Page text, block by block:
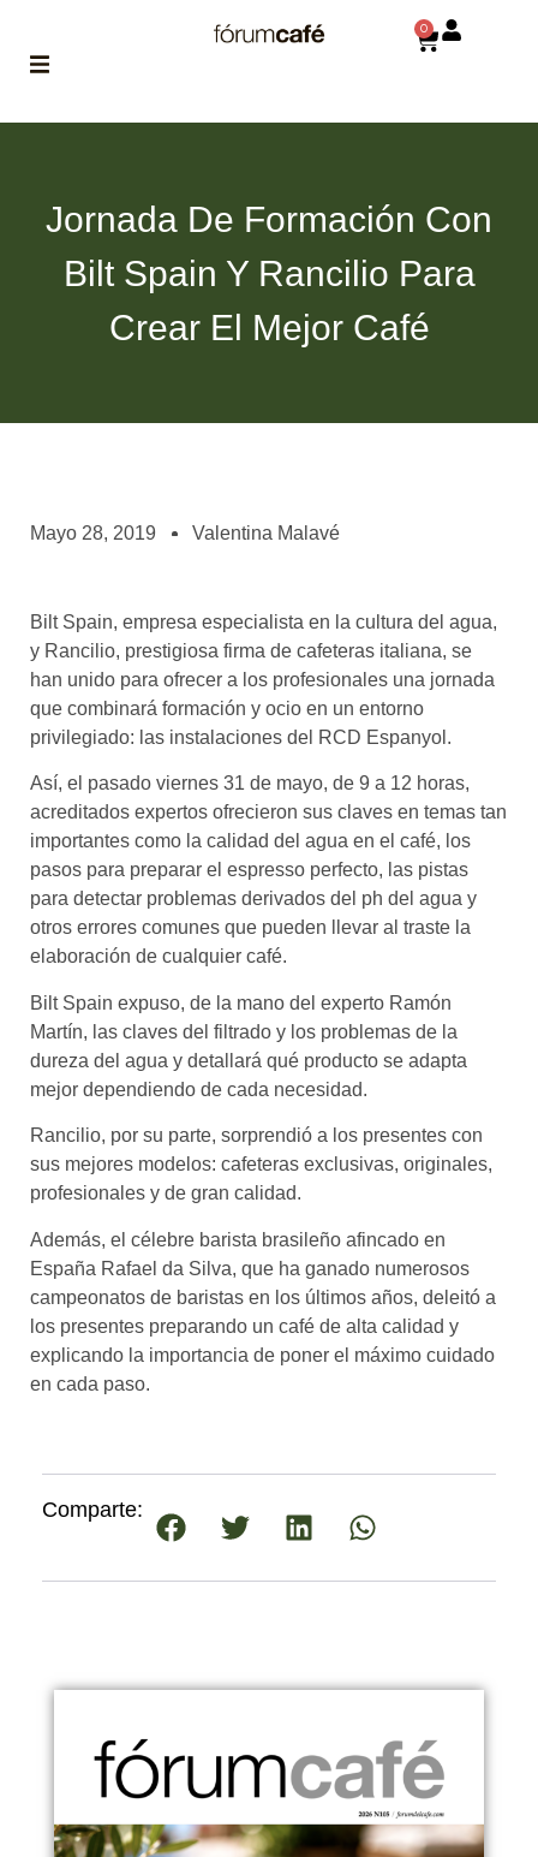
de fórum
asociados
el café siempre tiene
algo nuevo que
enseñarnos
BOLSA DE TRABAJO
¡te imaginas vivir de tu pasión
CONTACTO
¡queremos saber
de ti!
0
Jornada De Formación Con
Bilt Spain Y Rancilio Para
Crear El Mejor Café
Mayo 28, 2019 Valentina Malavé
Bilt Spain, empresa especialista en la cultura del agua,
y Rancilio, prestigiosa firma de cafeteras italiana, se
han unido para ofrecer a los profesionales una jornada
que combinará formación y ocio en un entorno
privilegiado: las instalaciones del RCD Espanyol.
Así, el pasado viernes 31 de mayo, de 9 a 12 horas,
acreditados expertos ofrecieron sus claves en temas tan
importantes como la calidad del agua en el café, los
pasos para preparar el espresso perfecto, las pistas
para detectar problemas derivados del ph del agua y
otros errores comunes que pueden llevar al traste la
elaboración de cualquier café.
Bilt Spain expuso, de la mano del experto Ramón
Martín, las claves del filtrado y los problemas de la
dureza del agua y detallará qué producto se adapta
mejor dependiendo de cada necesidad.
Rancilio, por su parte, sorprendió a los presentes con
sus mejores modelos: cafeteras exclusivas, originales,
profesionales y de gran calidad.
Además, el célebre barista brasileño afincado en
España Rafael da Silva, que ha ganado numerosos
campeonatos de baristas en los últimos años, deleitó a
los presentes preparando un café de alta calidad y
explicando la importancia de poner el máximo cuidado
en cada paso.
Comparte: